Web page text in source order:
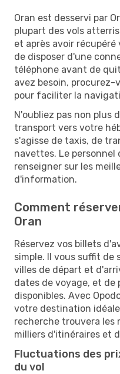
Oran est desservi par
plupart des vols
et après avoir
de disposer d'une
téléphone avant de
avez besoin, procurez-
pour faciliter la
N'oubliez pas non plus
transport vers votre
s'agisse de taxis, de
navettes. Le personnel
renseigner sur les
d'information.
Comment
Oran
Réservez vos billets
simple. Il vous suffit de
villes de départ et
dates de voyage, et de
disponibles. Avec
votre destination
recherche trouvera les
milliers d'itinéraires et
Fluctuations des
du vol